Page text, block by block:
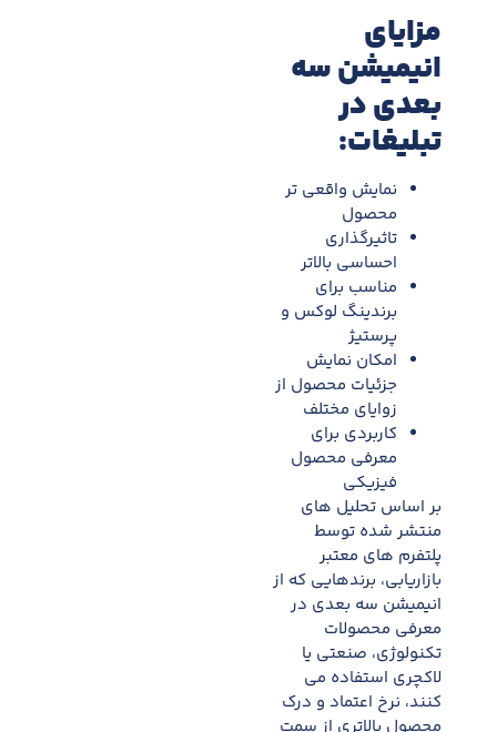
مزایای
انیمیشن سه
بعدی در
تبلیغات:
نمایش واقعی تر
محصول
تاثیرگذاری
احساسی بالاتر
مناسب برای
برندینگ لوکس و
پرستیژ
امکان نمایش
جزئیات محصول از
زوایای مختلف
کاربردی برای
معرفی محصول
فیزیکی
بر اساس تحلیل های
منتشر شده توسط
پلتفرم های معتبر
بازاریابی، برندهایی که از
انیمیشن سه بعدی در
معرفی محصولات
تکنولوژی، صنعتی یا
لاکچری استفاده می
کنند، نرخ اعتماد و درک
محصول بالاتری از سمت